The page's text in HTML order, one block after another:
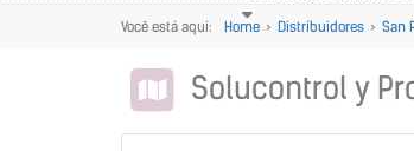
Você está aqui: Home > Distribuidores > San
Solucontrol y